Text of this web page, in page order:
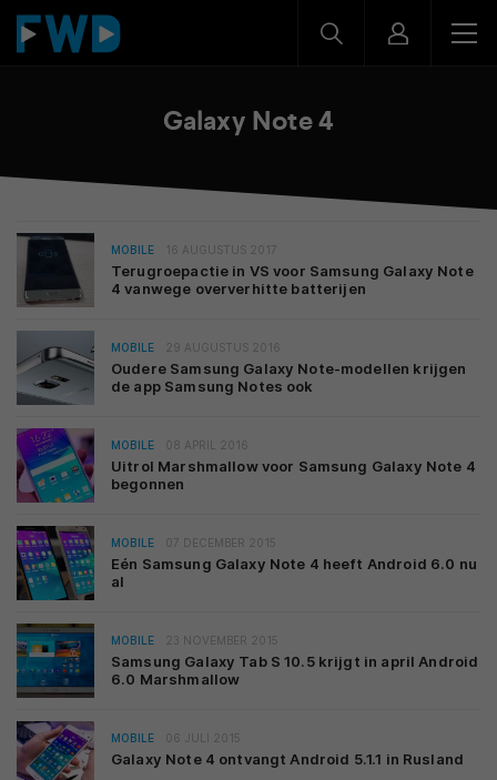
Galaxy Note 4
MOBILE 16 AUGUSTUS 2017
Terugroepactie in VS voor Samsung Galaxy Note
4 vanwege oververhitte batterijen
MOBILE 29 AUGUSTUS 2016
Oudere Samsung Galaxy Note-modellen krijgen
de app Samsung Notes ook
MOBILE 08 APRIL 2016
Uitrol Marshmallow voor Samsung Galaxy Note 4
begonnen
MOBILE 07 DECEMBER 2015
Eén Samsung Galaxy Note 4 heeft Android 6.0 nu
al
MOBILE 23 NOVEMBER 2015
Samsung Galaxy Tab S 10.5 krijgt in april Android
6.0 Marshmallow
MOBILE 06 JULI 2015
Galaxy Note 4 ontvangt Android 5.1.1 in Rusland